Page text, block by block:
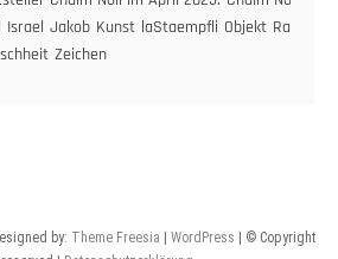
Israel Jakob Kunst laStaempfli Objekt Rachel
Zeichen
by: Theme Freesia |WordPress
| © Copyright